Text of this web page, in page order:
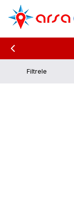
Filtrele